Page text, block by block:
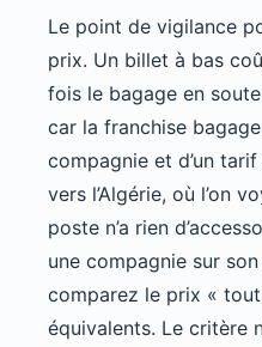
Le point de vigilance
prix. Un billet à bas
fois le bagage en
car la franchise
compagnie et d’un
vers l’Algérie, où l’on
poste n’a rien
une compagnie sur
comparez le prix «
équivalents. Le critère